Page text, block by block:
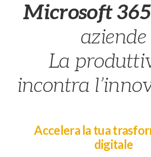
Microsoft 365
aziende
La
incontra
Accelera la tua
digitale